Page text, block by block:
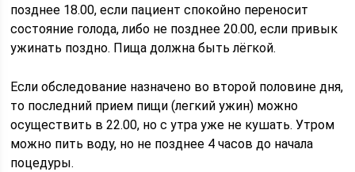
позднее 18.00, если пациент спокойно переносит
состояние голода, либо не позднее 20.00, если привык
ужинать поздно. Пища должна быть лёгкой.
Если обследование назначено во второй половине дня,
то последний прием пищи (легкий ужин) можно
осуществить в 22.00, но с утра уже не кушать. Утром
можно пить воду, но не позднее 4 часов до начала
поцедуры.